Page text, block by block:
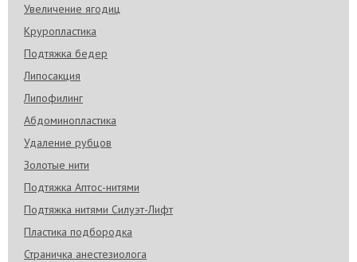
Увеличение ягодиц
Круропластика
Подтяжка бедер
Липосакция
Липофилинг
Абдоминопластика
Удаление рубцов
Золотые нити
Подтяжка Аптос-нитями
Подтяжка нитями Силуэт-Лифт
Пластика подбородка
Страничка анестезиолога